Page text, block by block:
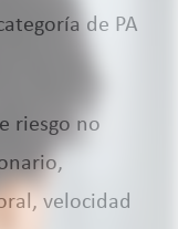
de PA
riesgo no
velocidad